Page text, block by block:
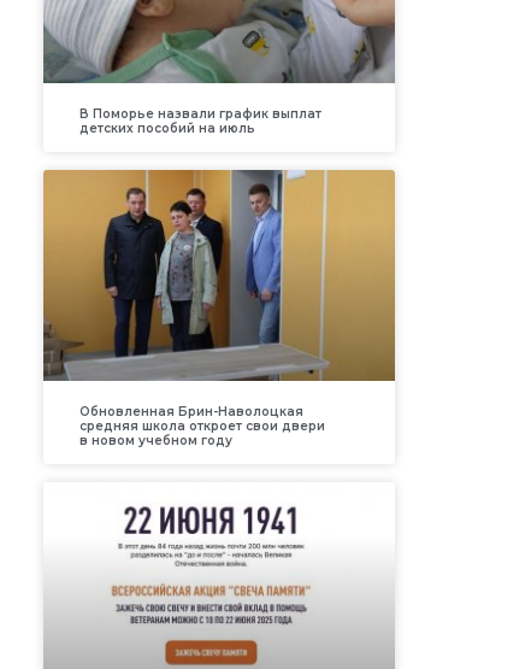
В Поморье назвали график выплат
детских пособий на июль
Обновленная Брин-Наволоцкая
средняя школа откроет свои двери
в новом учебном году